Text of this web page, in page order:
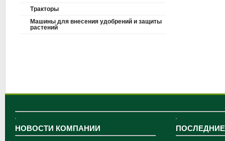
Тракторы
Машины для внесения удобрений и защиты
растений
НОВОСТИ КОМПАНИИ